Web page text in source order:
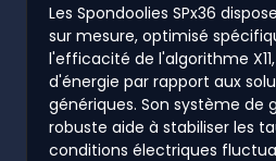
Les Spondoolies SPx36
sur mesure, optimisé
l'efficacité de l'algorithme
d'énergie par rapport aux
génériques. Son système de
robuste aide à stabiliser les
conditions électriques